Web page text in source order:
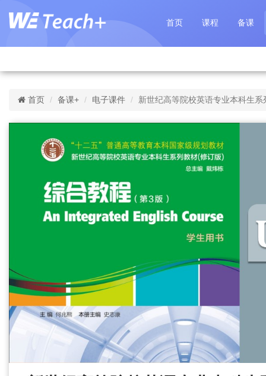
首页 课程 备课
首页 备课+ 电子课件 新世纪高等院校英语专业本科生